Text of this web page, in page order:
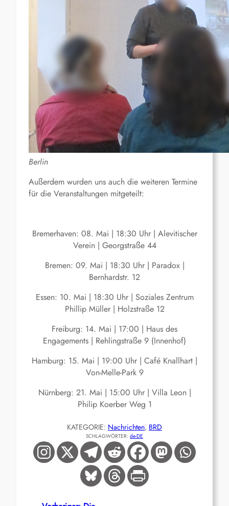
Berlin
Außerdem wurden uns auch die weiteren Termine
für die Veranstaltungen mitgeteilt:
Bremerhaven: 08. Mai | 18:30 Uhr | Alevitischer
Verein | Georgstraße 44
Bremen: 09. Mai | 18:30 Uhr | Paradox |
Bernhardstr. 12
Essen: 10. Mai | 18:30 Uhr | Soziales Zentrum
Phillip Müller | Holzstraße 12
Freiburg: 14. Mai | 17:00 | Haus des
Engagements | Rehlingstraße 9 (Innenhof)
Hamburg: 15. Mai | 19:00 Uhr | Café Knallhart |
Von-Melle-Park 9
Nürnberg: 21. Mai | 15:00 Uhr | Villa Leon |
Philip Koerber Weg 1
KATEGORIE: Nachrichten, BRD
SCHLAGWÖRTER: de-DE